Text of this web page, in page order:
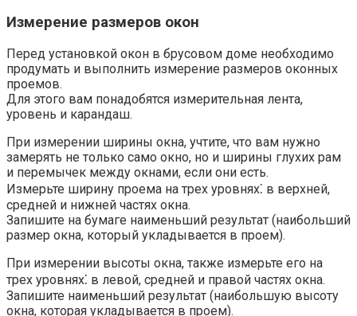
Измерение размеров окон
Перед установкой окон в брусовом доме необходимо
продумать и выполнить измерение размеров оконных
проемов.​
Для этого вам понадобятся измерительная лента,
уровень и карандаш.​
При измерении ширины окна, учтите, что вам нужно
замерять не только само окно, но и ширины глухих рам
и перемычек между окнами, если они есть.​
Измерьте ширину проема на трех уровнях⁚ в верхней,
средней и нижней частях окна.​
Запишите на бумаге наименьший результат (наибольший
размер окна, который укладывается в проем).​
При измерении высоты окна, также измерьте его на
трех уровнях⁚ в левой, средней и правой частях окна.​
Запишите наименьший результат (наибольшую высоту
окна, которая укладывается в проем).